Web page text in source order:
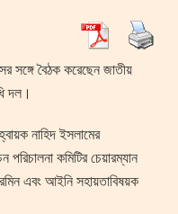
সঙ্গে বৈঠক করেছেন জাতীয়
দল।
নাহিদ ইসলামের
কমিটির চেয়ারম্যান
এবং আইনি সহায়তাবিষয়ক